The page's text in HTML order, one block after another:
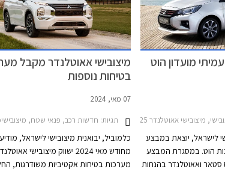
מועדון הוט
2021-2025מיצובישי ספייס סטאר 2020-2024
לישראל, יוצאת במבצע
הוט. במסגרת המבצע
סטאר ואאוטלנדר בהנחות
מיצובישי אאוטלנדר מקבל
בטיחות נוספות
07 מאי, 2024
תגיות: חדשות רכב, פנאי שטח,
כלמוביל, יבואנית מיצובישי לישראל,
מחודש מאי 2024 ישווק מיצובישי
מערכות בטיחות אקטיביות משודרגות,